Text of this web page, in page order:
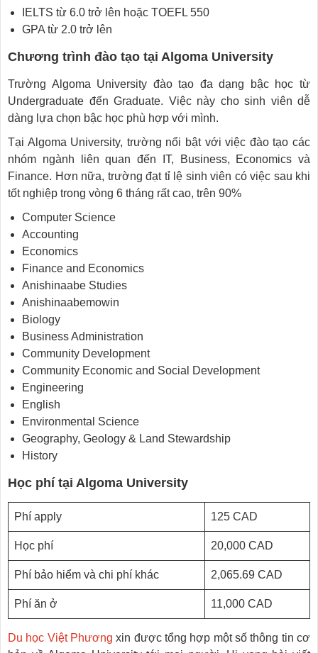
IELTS từ 6.0 trở lên hoặc TOEFL 550
GPA từ 2.0 trở lên
Chương trình đào tạo tại Algoma University
Trường Algoma University đào tạo đa dạng bậc học từ
Undergraduate đến Graduate. Việc này cho sinh viên dễ
dàng lựa chọn bậc học phù hợp với mình.
Tại Algoma University, trường nổi bật với việc đào tạo các
nhóm ngành liên quan đến IT, Business, Economics và
Finance. Hơn nữa, trường đạt tỉ lệ sinh viên có việc sau khi
tốt nghiệp trong vòng 6 tháng rất cao, trên 90%
Computer Science
Accounting
Economics
Finance and Economics
Anishinaabe Studies
Anishinaabemowin
Biology
Business Administration
Community Development
Community Economic and Social Development
Engineering
English
Environmental Science
Geography, Geology & Land Stewardship
History
Học phí tại Algoma University
Phí apply 125 CAD
Học phí 20,000 CAD
Phí bảo hiểm và chi phí khác 2,065.69 CAD
Phí ăn ở 11,000 CAD
Du học Việt Phương xin được tổng hợp một số thông tin cơ